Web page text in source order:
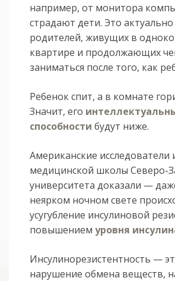
например, от монитора
страдают дети. Это актуально
родителей, живущих в
квартире и продолжающих
заниматься после того, как
Ребенок спит, а в комнате
Значит, его
способности будут ниже.
Американские исследователи
медицинской школы Северо-
университета доказали —
неярком ночном свете
усугубление инсулиновой
повышениемуровня
Инсулинорезистентность —
нарушение обмена веществ,